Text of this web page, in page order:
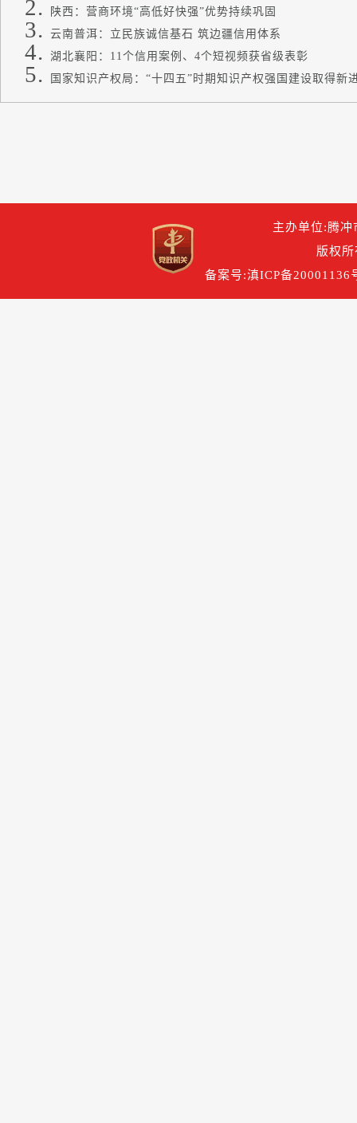
陕西：营商环境“高低好快强”优势持续巩固
云南普洱：立民族诚信基石 筑边疆信用体系
湖北襄阳：11个信用案例、4个短视频获省级表彰
国家知识产权局：“十四五”时期知识产权强国建设取得新
主办单位:腾
版权
备案号:滇ICP备20001136